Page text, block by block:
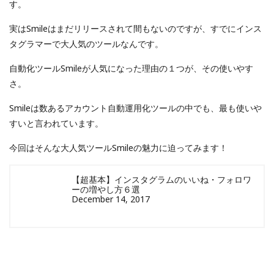
す。
実はSmileはまだリリースされて間もないのですが、すでにインス
タグラマーで大人気のツールなんです。
自動化ツールSmileが人気になった理由の１つが、その使いやす
さ。
Smileは数あるアカウント自動運用化ツールの中でも、最も使いや
すいと言われています。
今回はそんな大人気ツールSmileの魅力に迫ってみます！
【超基本】インスタグラムのいいね・フォロワ
ーの増やし方６選
December 14, 2017